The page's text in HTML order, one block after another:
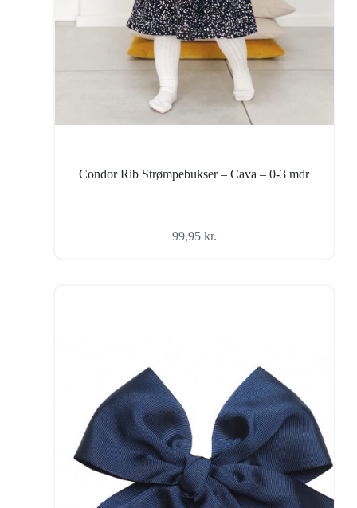
Condor Rib Strømpebukser – Cava – 0-3 mdr
99,95 kr.